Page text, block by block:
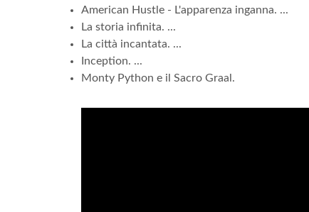
American Hustle - L'apparenza inganna. ...
La storia infinita. ...
La città incantata. ...
Inception. ...
Monty Python e il Sacro Graal.